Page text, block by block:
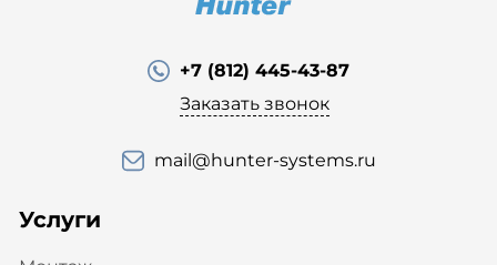
+7 (812) 445-43-87
Заказать звонок
mail@hunter-systems.ru
Услуги